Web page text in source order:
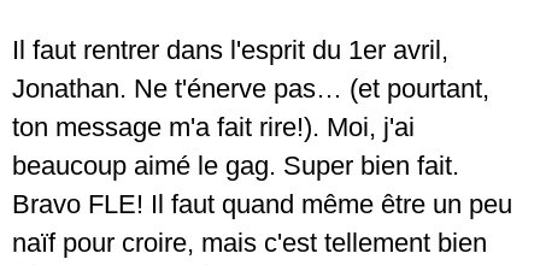
Il faut rentrer dans l'esprit du 1er avril,
Jonathan. Ne t'énerve pas… (et pourtant,
ton message m'a fait rire!). Moi, j'ai
beaucoup aimé le gag. Super bien fait.
Bravo FLE! Il faut quand même être un peu
naïf pour croire, mais c'est tellement bien